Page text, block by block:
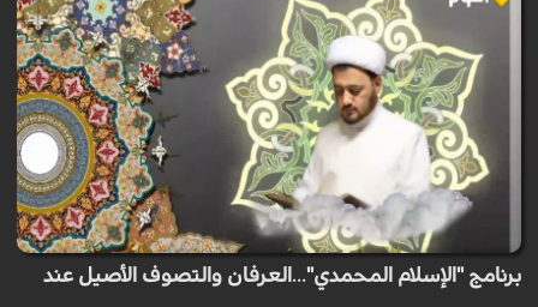
برنامج "الإسلام المحمدي"...العرفان والتصوف الأصيل عند